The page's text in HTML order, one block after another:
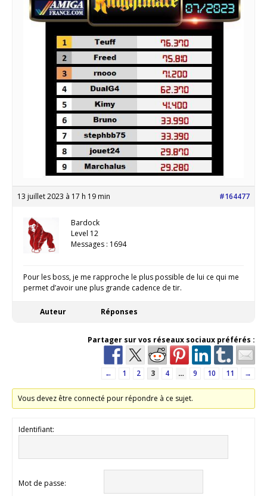
13 juillet 2023 à 17 h 19 min #164477
Bardock
Level 12
Messages : 1694
Pour les boss, je me rapproche le plus possible de lui ce qui me
permet d’avoir une plus grande cadence de tir.
Auteur Réponses
Partager sur vos réseaux sociaux préférés :
← 1 2 3 4 … 9 10 11 →
Vous devez être connecté pour répondre à ce sujet.
Identifiant:
Mot de passe: